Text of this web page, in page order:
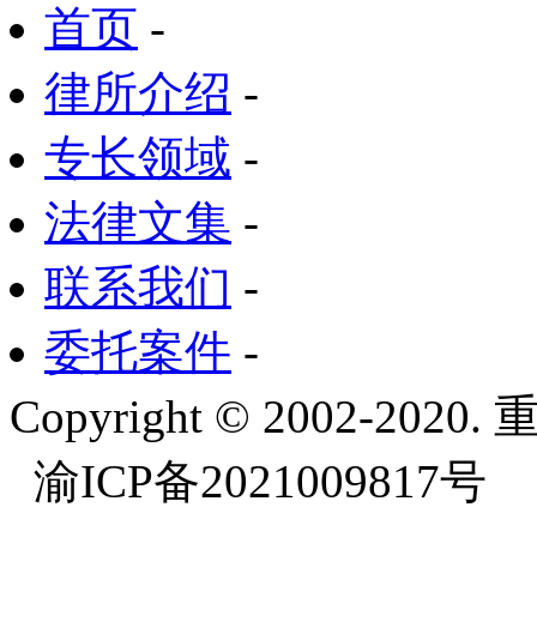
首页 -
律所介绍 -
专长领域 -
法律文集 -
联系我们 -
委托案件 -
Copyright © 2002-2020.
渝ICP备2021009817号